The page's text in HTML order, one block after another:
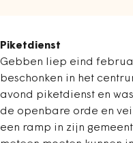
Piketdienst
Gebben liep eind
beschonken in het
avond piketdienst en
de openbare orde en
een ramp in zijn